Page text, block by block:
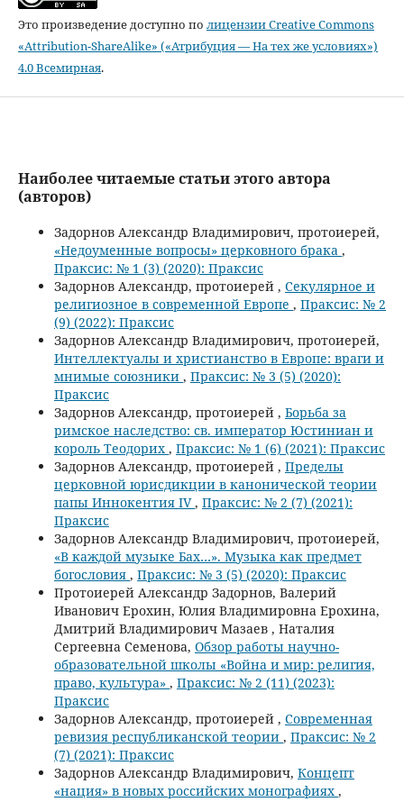
Это произведение доступно по лицензии Creative Commons
«Attribution-ShareAlike» («Атрибуция — На тех же условиях»)
4.0 Всемирная.
Наиболее читаемые статьи этого автора
(авторов)
Задорнов Александр Владимирович, протоиерей,
«Недоуменные вопросы» церковного брака ,
Праксис: № 1 (3) (2020): Праксис
Задорнов Александр, протоиерей , Секулярное и
религиозное в современной Европе , Праксис: № 2
(9) (2022): Праксис
Задорнов Александр Владимирович, протоиерей,
Интеллектуалы и христианство в Европе: враги и
мнимые союзники , Праксис: № 3 (5) (2020):
Праксис
Задорнов Александр, протоиерей , Борьба за
римское наследство: св. император Юстиниан и
король Теодорих , Праксис: № 1 (6) (2021): Праксис
Задорнов Александр, протоиерей , Пределы
церковной юрисдикции в канонической теории
папы Иннокентия IV, Праксис: № 2 (7) (2021):
Праксис
Задорнов Александр Владимирович, протоиерей,
«В каждой музыке Бах…». Музыка как предмет
богословия , Праксис: № 3 (5) (2020): Праксис
Протоиерей Александр Задорнов, Валерий
Иванович Ерохин, Юлия Владимировна Ерохина,
Дмитрий Владимирович Мазаев , Наталия
Сергеевна Семенова, Обзор работы научно-
образовательной школы «Война и мир: религия,
право, культура» , Праксис: № 2 (11) (2023):
Праксис
Задорнов Александр, протоиерей , Современная
ревизия республиканской теории , Праксис: № 2
(7) (2021): Праксис
Задорнов Александр Владимирович, Концепт
«нация» в новых российских монографиях ,